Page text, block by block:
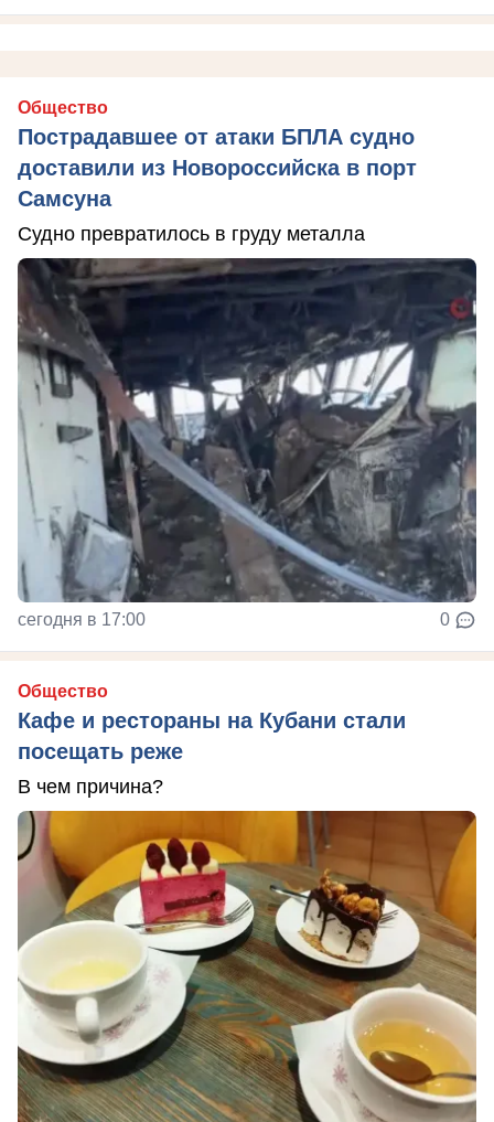
Общество
Пострадавшее от атаки БПЛА судно
доставили из Новороссийска в порт
Самсуна
Судно превратилось в груду металла
сегодня в 17:00 0
Общество
Кафе и рестораны на Кубани стали
посещать реже
В чем причина?